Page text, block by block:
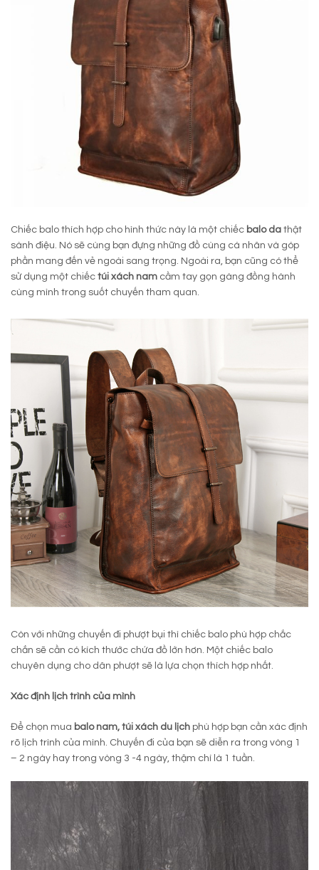
Chiếc balo thích hợp cho hình thức này là một chiếc balo da thật
sành điệu. Nó sẽ cùng bạn đựng những đồ cùng cá nhân và góp
phần mang đến vẻ ngoài sang trọng. Ngoài ra, bạn cũng có thể
sử dụng một chiếc túi xách nam cầm tay gọn gàng đồng hành
cùng mình trong suốt chuyến tham quan.
Còn với những chuyến đi phượt bụi thì chiếc balo phù hợp chắc
chắn sẽ cần có kích thước chứa đồ lớn hơn. Một chiếc balo
chuyên dụng cho dân phượt sẽ là lựa chọn thích hợp nhất.
Xác định lịch trình của mình
Để chọn mua balo nam, túi xách du lịch phù hợp bạn cần xác định
rõ lịch trình của mình. Chuyến đi của bạn sẽ diễn ra trong vòng 1
– 2 ngày hay trong vòng 3 -4 ngày, thậm chí là 1 tuần.